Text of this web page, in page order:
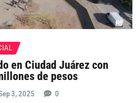
en Ciudad Juárez con
de pesos
3, 2025 0